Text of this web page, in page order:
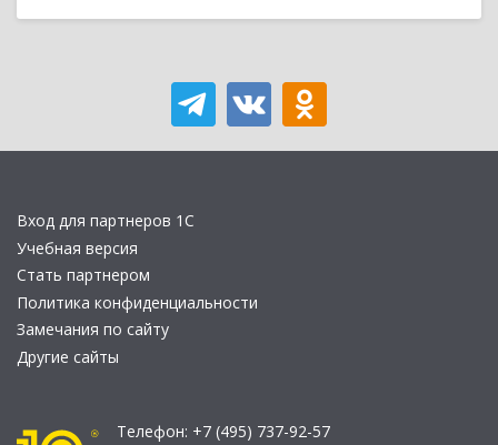
Вход для партнеров 1С
Учебная версия
Стать партнером
Политика конфиденциальности
Замечания по сайту
Другие сайты
Телефон: +7 (495) 737-92-57